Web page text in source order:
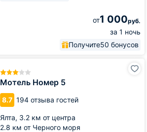
от1 000руб.
за 1 ночь
Получите50 бонусов
Мотель Номер 5
8.7 194 отзыва гостей
Ялта, 3.2 км от центра
2.8 км от Черного моря